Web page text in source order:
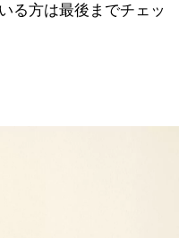
る方は最後までチェッ